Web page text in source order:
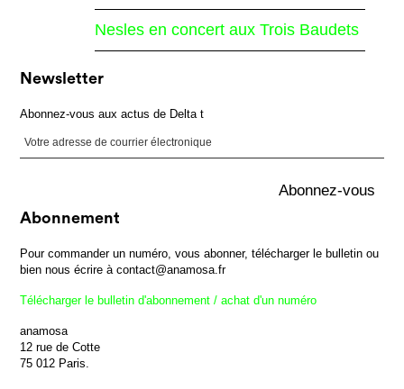
Nesles en concert aux Trois Baudets
Newsletter
Abonnez-vous aux actus de Delta t
Abonnement
Pour commander un numéro, vous abonner, télécharger le bulletin ou
bien nous écrire à contact@anamosa.fr
Télécharger le bulletin d'abonnement / achat d'un numéro
anamosa
12 rue de Cotte
75 012 Paris.